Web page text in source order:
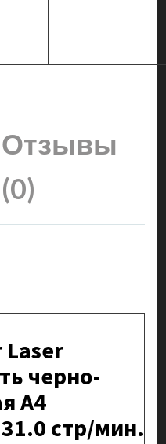
Отзывы
(0)
черно-
A4
стр/мин.